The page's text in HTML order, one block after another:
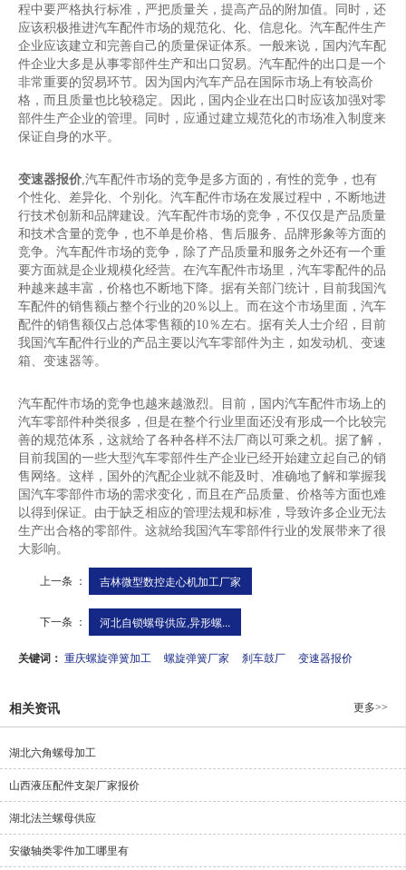
程中要严格执行标准，严把质量关，提高产品的附加值。同时，还
应该积极推进汽车配件市场的规范化、化、信息化。汽车配件生产
企业应该建立和完善自己的质量保证体系。一般来说，国内汽车配
件企业大多是从事零部件生产和出口贸易。汽车配件的出口是一个
非常重要的贸易环节。因为国内汽车产品在国际市场上有较高价
格，而且质量也比较稳定。因此，国内企业在出口时应该加强对零
部件生产企业的管理。同时，应通过建立规范化的市场准入制度来
保证自身的水平。
变速器报价,汽车配件市场的竞争是多方面的，有性的竞争，也有
个性化、差异化、个别化。汽车配件市场在发展过程中，不断地进
行技术创新和品牌建设。汽车配件市场的竞争，不仅仅是产品质量
和技术含量的竞争，也不单是价格、售后服务、品牌形象等方面的
竞争。汽车配件市场的竞争，除了产品质量和服务之外还有一个重
要方面就是企业规模化经营。在汽车配件市场里，汽车零配件的品
种越来越丰富，价格也不断地下降。据有关部门统计，目前我国汽
车配件的销售额占整个行业的20％以上。而在这个市场里面，汽车
配件的销售额仅占总体零售额的10％左右。据有关人士介绍，目前
我国汽车配件行业的产品主要以汽车零部件为主，如发动机、变速
箱、变速器等。
汽车配件市场的竞争也越来越激烈。目前，国内汽车配件市场上的
汽车零部件种类很多，但是在整个行业里面还没有形成一个比较完
善的规范体系，这就给了各种各样不法厂商以可乘之机。据了解，
目前我国的一些大型汽车零部件生产企业已经开始建立起自己的销
售网络。这样，国外的汽配企业就不能及时、准确地了解和掌握我
国汽车零部件市场的需求变化，而且在产品质量、价格等方面也难
以得到保证。由于缺乏相应的管理法规和标准，导致许多企业无法
生产出合格的零部件。这就给我国汽车零部件行业的发展带来了很
大影响。
上一条 ： 吉林微型数控走心机加工厂家
下一条 ： 河北自锁螺母供应,异形螺...
关键词： 重庆螺旋弹簧加工 螺旋弹簧厂家 刹车鼓厂 变速器报价
相关资讯 更多>>
湖北六角螺母加工
山西液压配件支架厂家报价
湖北法兰螺母供应
安徽轴类零件加工哪里有